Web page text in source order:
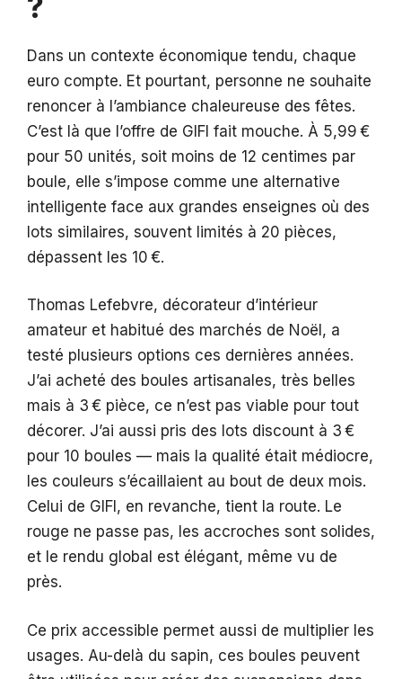
Dans un contexte économique tendu, chaque
euro compte. Et pourtant, personne ne souhaite
renoncer à l’ambiance chaleureuse des fêtes.
C’est là que l’offre de GIFI fait mouche. À 5,99 €
pour 50 unités, soit moins de 12 centimes par
boule, elle s’impose comme une alternative
intelligente face aux grandes enseignes où des
lots similaires, souvent limités à 20 pièces,
dépassent les 10 €.
Thomas Lefebvre, décorateur d’intérieur
amateur et habitué des marchés de Noël, a
testé plusieurs options ces dernières années.
J’ai acheté des boules artisanales, très belles
mais à 3 € pièce, ce n’est pas viable pour tout
décorer. J’ai aussi pris des lots discount à 3 €
pour 10 boules — mais la qualité était médiocre,
les couleurs s’écaillaient au bout de deux mois.
Celui de GIFI, en revanche, tient la route. Le
rouge ne passe pas, les accroches sont solides,
et le rendu global est élégant, même vu de
près.
Ce prix accessible permet aussi de multiplier les
usages. Au-delà du sapin, ces boules peuvent